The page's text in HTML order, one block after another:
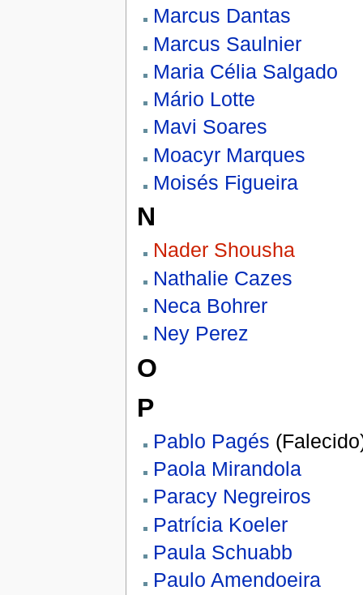
Marcus Dantas
Marcus Saulnier
Maria Célia Salgado
Mário Lotte
Mavi Soares
Moacyr Marques
Moisés Figueira
N
Nader Shousha
Nathalie Cazes
Neca Bohrer
Ney Perez
O
P
Pablo Pagés
Paola Mirandola
Paracy Negreiros
Patrícia Koeler
Paula Schuabb
Paulo Amendoeira